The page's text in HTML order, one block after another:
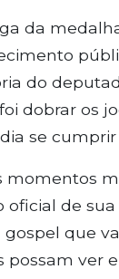
da
do
dobrar os
se
momentos
oficial de
que
possam ver